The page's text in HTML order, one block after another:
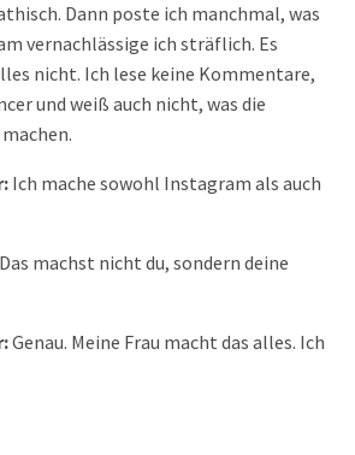
Dann poste ich manchmal, was
vernachlässige ich sträflich. Es
nicht. Ich lese keine Kommentare,
und weiß auch nicht, was die
Ich mache sowohl Instagram als auch
Das machst nicht du, sondern deine
Genau. Meine Frau macht das alles. Ich